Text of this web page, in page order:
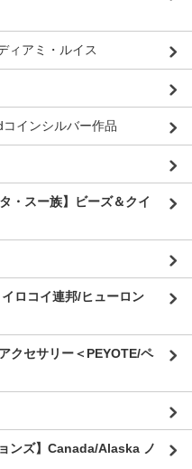
ィアミ・ルイス
コインシルバー作品
・スー族】ビーズ＆クイ
ロコイ連邦/ヒューロン
クセサリー＜PEYOTE/ペ
ンズ】Canada/Alaska ノ